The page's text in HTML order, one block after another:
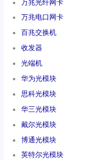
万兆光纤网卡
万兆电口网卡
百兆交换机
收发器
光端机
华为光模块
思科光模块
华三光模块
戴尔光模块
博通光模块
英特尔光模块